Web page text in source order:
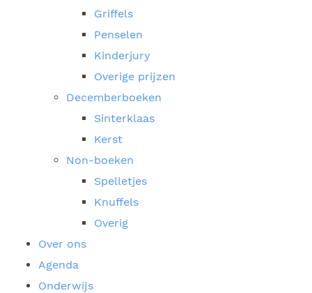
Griffels
Penselen
Kinderjury
Overige prijzen
Decemberboeken
Sinterklaas
Kerst
Non-boeken
Spelletjes
Knuffels
Overig
Over ons
Agenda
Onderwijs